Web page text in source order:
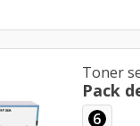
Toner
Pack
6